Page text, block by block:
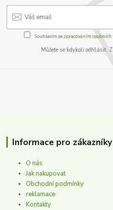
Souhlasím se zpracováním osobních
Můžete se kdykoli odhlásit.
Informace pro zákazníky
O nás
Jak nakupovat
Obchodní podmínky
reklamace
Kontakty